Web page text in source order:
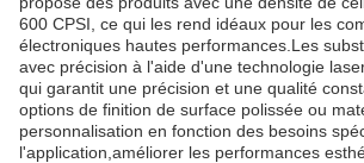
600 CPSI, ce qui les rend idéaux pour les
électroniques hautes performances.Les
avec précision à l'aide d'une technologie
qui garantit une précision et une qualité
options de finition de surface polissée ou
personnalisation en fonction des besoins
l'application,améliorer les performances